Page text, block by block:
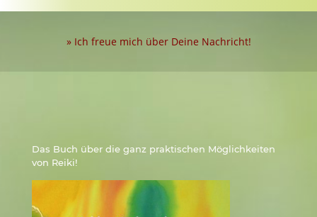
» Ich freue mich über Deine Nachricht!
Das Buch über die ganz praktischen Möglichkeiten
von Reiki!